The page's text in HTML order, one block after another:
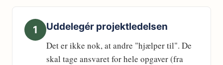
1
Uddelegér projektledelsen
Det er ikke nok, at andre "hjælper til". De
skal tage ansvaret for hele opgaver (fra